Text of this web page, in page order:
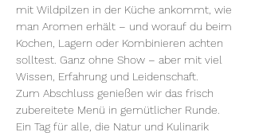
mit Wildpilzen in der Küche ankommt, wie
man Aromen erhält – und worauf du beim
Kochen, Lagern oder Kombinieren achten
solltest. Ganz ohne Show – aber mit viel
Wissen, Erfahrung und Leidenschaft.
Zum Abschluss genießen wir das frisch
zubereitete Menü in gemütlicher Runde.
Ein Tag für alle, die Natur und Kulinarik